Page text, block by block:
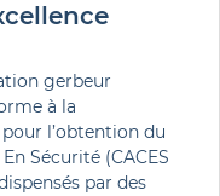
gerbeur
à la
l’obtention du
Sécurité (CACES
par des